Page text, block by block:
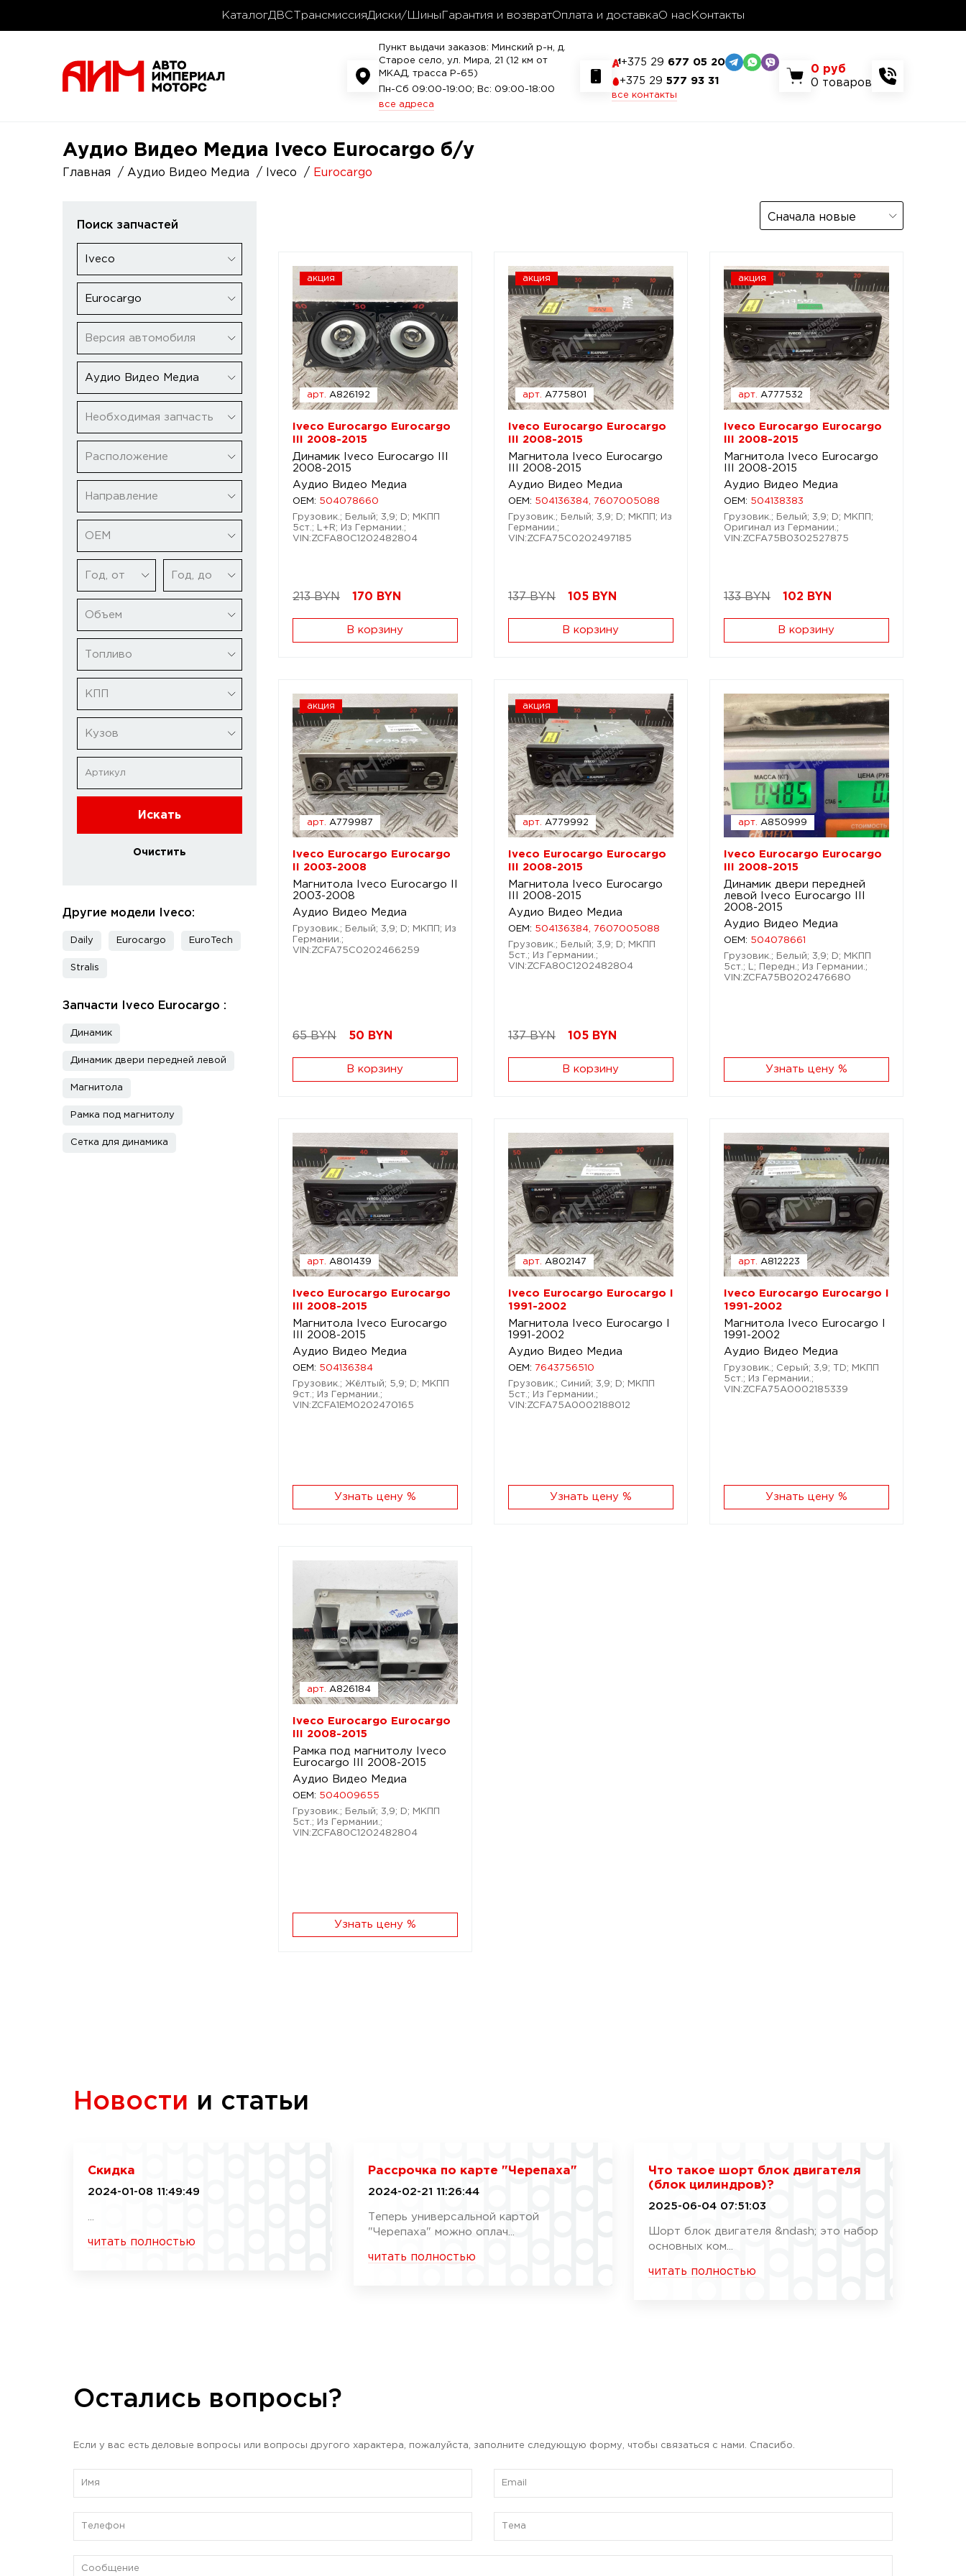
КаталогДВС ТрансмиссияДиски/Шины Гарантия и возвратОплата и доставкаО нас Контакты
Пункт выдачи заказов: Минский р-н, д.
Старое село, ул. Мира, 21 (12 км от
МКАД, трасса P-65)
Пн-Сб 09:00-19:00; Вс: 09:00-18:00
все адреса
+375 29 677 05 20
+375 29 577 93 31
все контакты
0 руб
0 товаров
Аудио Видео Медиа Iveco Eurocargo б/у
Главная Аудио Видео Медиа Iveco Eurocargo
Поиск запчастей
Iveco
Eurocargo
Версия автомобиля
Аудио Видео Медиа
Необходимая запчасть
Расположение
Направление
ОЕМ
Год, от Год, до
Объем
Топливо
КПП
Кузов
Искать
Очистить
Другие модели Iveco:
Daily Eurocargo EuroTech
Stralis
Запчасти Iveco Eurocargo :
Динамик
Динамик двери передней левой
Магнитола
Рамка под магнитолу
Сетка для динамика
Сначала новые
акция
арт. A826192
Iveco Eurocargo Eurocargo
III 2008-2015
Динамик Iveco Eurocargo III
2008-2015
Аудио Видео Медиа
OEM: 504078660
Грузовик.; Белый; 3,9; D; МКПП
5ст.; L+R; Из Германии.;
VIN:ZCFA80C1202482804
213 BYN 170 BYN
В корзину
акция
арт. A775801
Iveco Eurocargo Eurocargo
III 2008-2015
Магнитола Iveco Eurocargo
III 2008-2015
Аудио Видео Медиа
OEM: 504136384, 7607005088
Грузовик.; Белый; 3,9; D; МКПП; Из
Германии.;
VIN:ZCFA75C0202497185
137 BYN 105 BYN
В корзину
акция
арт. A777532
Iveco Eurocargo Eurocargo
III 2008-2015
Магнитола Iveco Eurocargo
III 2008-2015
Аудио Видео Медиа
OEM: 504138383
Грузовик.; Белый; 3,9; D; МКПП;
Оригинал из Германии.;
VIN:ZCFA75B0302527875
133 BYN 102 BYN
В корзину
акция
арт. A779987
Iveco Eurocargo Eurocargo
II 2003-2008
Магнитола Iveco Eurocargo II
2003-2008
Аудио Видео Медиа
Грузовик.; Белый; 3,9; D; МКПП; Из
Германии.;
VIN:ZCFA75C0202466259
65 BYN 50 BYN
В корзину
акция
арт. A779992
Iveco Eurocargo Eurocargo
III 2008-2015
Магнитола Iveco Eurocargo
III 2008-2015
Аудио Видео Медиа
OEM: 504136384, 7607005088
Грузовик.; Белый; 3,9; D; МКПП
5ст.; Из Германии.;
VIN:ZCFA80C1202482804
137 BYN 105 BYN
В корзину
арт. A850999
Iveco Eurocargo Eurocargo
III 2008-2015
Динамик двери передней
левой Iveco Eurocargo III
2008-2015
Аудио Видео Медиа
OEM: 504078661
Грузовик.; Белый; 3,9; D; МКПП
5ст.; L; Передн.; Из Германии.;
VIN:ZCFA75B0202476680
Узнать цену %
арт. A801439
Iveco Eurocargo Eurocargo
III 2008-2015
Магнитола Iveco Eurocargo
III 2008-2015
Аудио Видео Медиа
OEM: 504136384
Грузовик.; Жёлтый; 5,9; D; МКПП
9ст.; Из Германии.;
VIN:ZCFA1EM0202470165
Узнать цену %
арт. A802147
Iveco Eurocargo Eurocargo I
1991-2002
Магнитола Iveco Eurocargo I
1991-2002
Аудио Видео Медиа
OEM:
7643756510
Грузовик.; Синий; 3,9; D; МКПП
5ст.; Из Германии.;
VIN:ZCFA75A0002188012
Узнать цену %
арт. A812223
Iveco Eurocargo Eurocargo I
1991-2002
Магнитола Iveco Eurocargo I
1991-2002
Аудио Видео Медиа
Грузовик.; Серый; 3,9; TD; МКПП
5ст.; Из Германии.;
VIN:ZCFA75A0002185339
Узнать цену %
арт. A826184
Iveco Eurocargo Eurocargo
III 2008-2015
Рамка под магнитолу Iveco
Eurocargo III 2008-2015
Аудио Видео Медиа
OEM: 504009655
Грузовик.; Белый; 3,9; D; МКПП
5ст.; Из Германии.;
VIN:ZCFA80C1202482804
Узнать цену %
Новости и статьи
Скидка
2024-01-08 11:49:49
читать полностью
Рассрочка по карте "Черепаха"
2024-02-21 11:26:44
Теперь универсальной картой
"Черепаха" можно оплач...
читать полностью
Что такое шорт блок двигателя
(блок цилиндров)?
2025-06-04 07:51:03
Шорт блок двигателя &ndash; это набор
основных ком...
читать полностью
Остались вопросы?
Если у вас есть деловые вопросы или вопросы другого характера, пожалуйста, заполните следующую форму, чтобы связаться с нами. Спасибо.